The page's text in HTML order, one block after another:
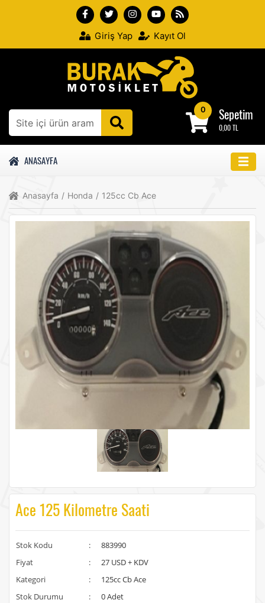
Giriş Yap Kayıt Ol
0 Sepetim
0,00 TL
ANASAYFA
Anasayfa / Honda / 125cc Cb Ace
Ace 125 Kilometre Saati
Stok Kodu :
883990
Fiyat
:
27 USD + KDV
Kategori
:
125cc Cb Ace
Stok Durumu
: 0 Adet